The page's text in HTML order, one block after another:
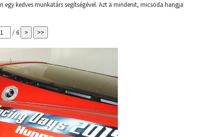
kedves munkatárs segítségével. Azt a mindenit, micsoda hangja
/ 6